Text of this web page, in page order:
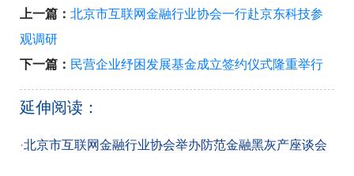
上一篇： 北京市互联网金融行业协会一行赴京东科技参
观调研
下一篇： 民营企业纾困发展基金成立签约仪式隆重举行
延伸阅读：
·北京市互联网金融行业协会举办防范金融黑灰产座谈会